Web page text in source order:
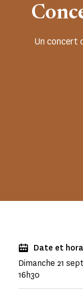
Un concert
Date et
Dimanche 21
16h30